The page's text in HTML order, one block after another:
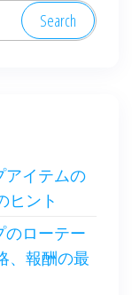
アイテムの
ヒント
のローテー
、報酬の最